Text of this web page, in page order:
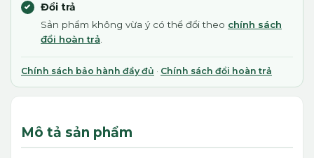
Đổi trả
Sản phẩm không vừa ý có thể đổi theo chính sách
đổi hoàn trả
Chính sách bảo hành đầy đủ · Chính sách đổi hoàn trả
Mô tả sản phẩm